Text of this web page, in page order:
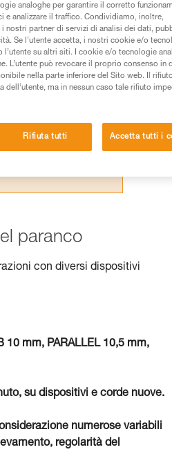
prima di
poter capire queste
specifico.
in piena sicurezza,
altre che non
paranco
con diversi dispositivi
10 mm, PARALLEL 10,5 mm,
su dispositivi e corde nuove.
numerose variabili
regolarità del
analoghe per garantire il corretto
e analizzare il traffico. Condividiamo, inoltre,
nostri partner di servizi di analisi dei dati,
Se l’utente accetta, i nostri cookie e/o
su altri siti. I cookie e/o tecnologie
L’utente può revocare il proprio consenso in
nella parte inferiore del Sito web. Il
ma in nessun caso tale rifiuto
Rifiuta tutti Accetta tutti i